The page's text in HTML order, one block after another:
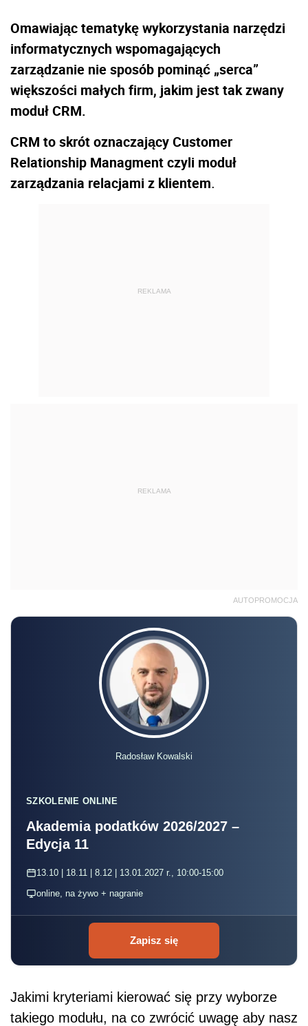
Omawiając tematykę wykorzystania narzędzi
informatycznych wspomagających
zarządzanie nie sposób pominąć „serca”
większości małych firm, jakim jest tak zwany
moduł CRM.
CRM to skrót oznaczający Customer
Relationship Managment czyli moduł
zarządzania relacjami z klientem.
REKLAMA
REKLAMA
AUTOPROMOCJA
Radosław Kowalski
SZKOLENIE ONLINE
Akademia podatków 2026/2027 –
Edycja 11
13.10 | 18.11 | 8.12 | 13.01.2027 r., 10:00-15:00
online, na żywo + nagranie
Zapisz się
Jakimi kryteriami kierować się przy wyborze
takiego modułu, na co zwrócić uwagę aby nasz